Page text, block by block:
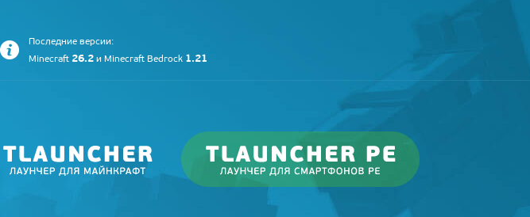
Последние версии:
Minecraft 26.2 и Minecraft Bedrock 1.21